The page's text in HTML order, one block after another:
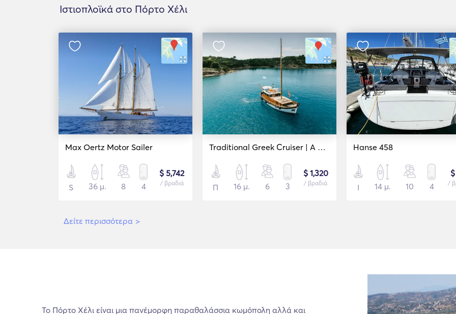
Ιστιοπλοϊκά στο Πόρτο Χέλι
Max Oertz Motor Sailer
S 36 μ. 8 4
$ 5,742
/ βραδιά
Traditional Greek Cruiser | A Memorable Day at Porto Heli
Π 16 μ. 6 3
$ 1,320
/ βραδιά
Hanse 458
Ι 14 μ. 10 4 /
Δείτε περισσότερα >
Το Πόρτο Χέλι είναι μια πανέμορφη παραθαλάσσια κωμόπολη αλλά και